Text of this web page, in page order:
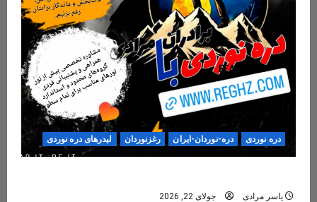
دره نوردی دره-نوردان-ایران رغزنوردان لیدرهای دره نوردی
یاسر مرادی جولای 22, 2026